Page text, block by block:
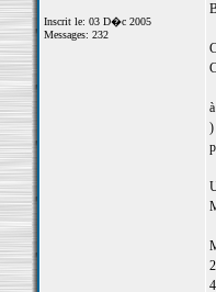
Inscrit le: 03 D�c 2005
Messages: 232
)